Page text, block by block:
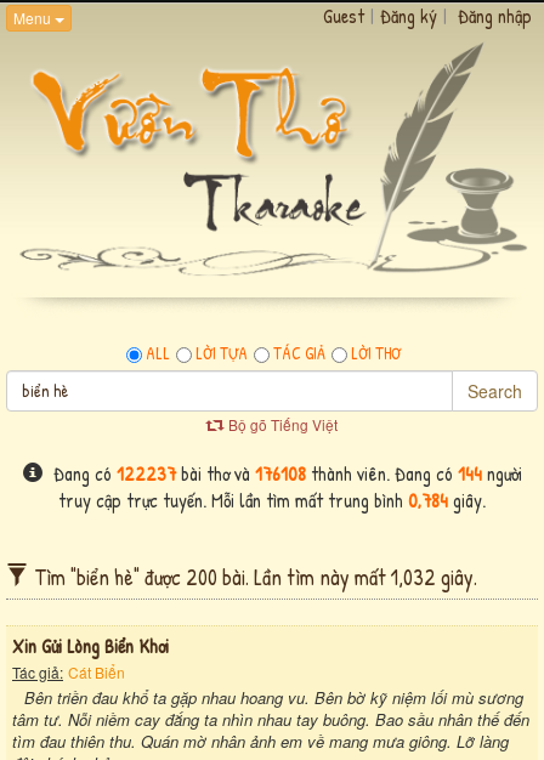
Menu Guest | Đăng ký | Đăng nhập
ALL LỜI TỰA TÁC GIẢ LỜI THƠ
Search
Bộ gõ Tiếng Việt
Đang có 122237bài thơ và 176108thành viên. Đang có 144người
truy cập trực tuyến. Mỗi lần tìm mất trung bình 0,784giây.
Tìm "biển hè" được 200 bài. Lần tìm này mất 1,032 giây.
Xin Gửi Lòng Biển Khơi
Tác giả: Cát Biển
Bên triền đau khổ ta gặp nhau hoang vu. Bên bờ kỹ niệm lối mù sương
tâm tư. Nỗi niềm cay đắng ta nhìn nhau tay buông. Bao sầu nhân thế đến
tìm đau thiên thu. Quán mờ nhân ảnh em về mang mưa giông. Lỡ làng